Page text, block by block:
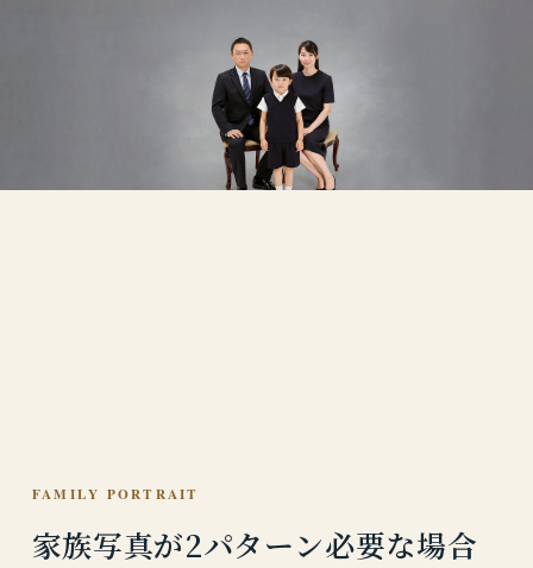
FAMILY PORTRAIT
家族写真が2パターン必要な場合